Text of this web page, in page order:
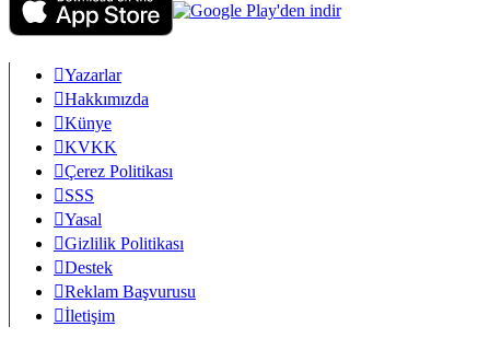
Yazarlar
Hakkımızda
Künye
KVKK
Çerez Politikası
SSS
Yasal
Gizlilik Politikası
Destek
Reklam Başvurusu
İletişim